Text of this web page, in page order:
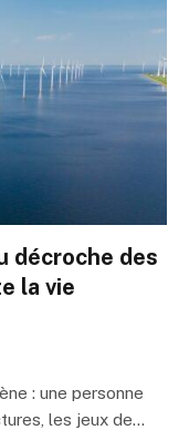
décroche des
la vie
: une personne
les jeux de…